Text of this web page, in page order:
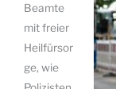
Beamte
mit freier
Heilfürsor
ge, wie